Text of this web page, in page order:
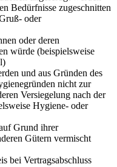
Bedürfnisse zugeschnitten
oder
oder deren
würde (beispielsweise
und aus Gründen des
nicht zur
Versiegelung nach der
Hygiene- oder
Grund ihrer
Gütern vermischt
bei Vertragsabschluss